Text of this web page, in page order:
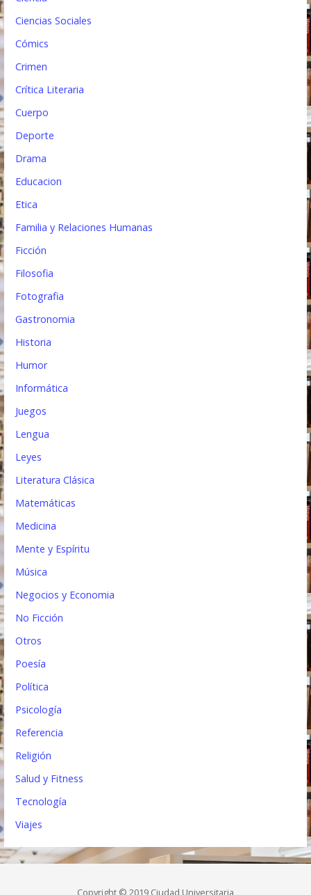
Ciencias Sociales
Cómics
Crimen
Crítica Literaria
Cuerpo
Deporte
Drama
Educacion
Etica
Familia y Relaciones Humanas
Ficción
Filosofia
Fotografia
Gastronomia
Historia
Humor
Informática
Juegos
Lengua
Leyes
Literatura Clásica
Matemáticas
Medicina
Mente y Espíritu
Música
Negocios y Economia
No Ficción
Otros
Poesía
Política
Psicología
Referencia
Religión
Salud y Fitness
Tecnología
Viajes
Copyright © 2019 Ciudad Universitaria